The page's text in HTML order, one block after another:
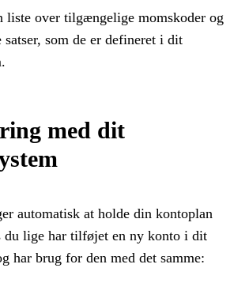
liste over tilgængelige momskoder og
satser, som de er defineret i dit
med dit
automatisk at holde din kontoplan
du lige har tilføjet en ny konto i dit
har brug for den med det samme: